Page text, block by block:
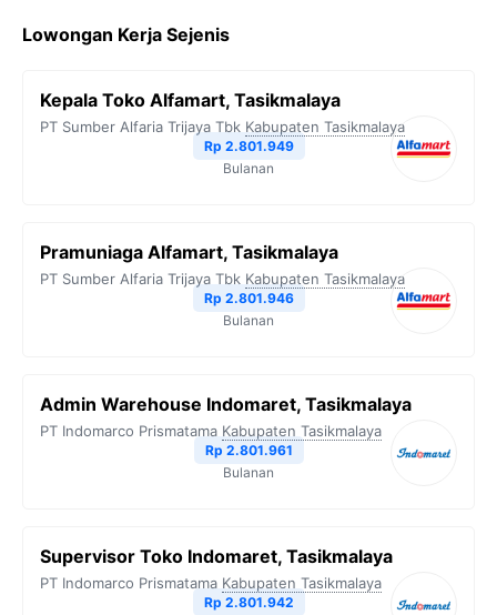
Lowongan Kerja Sejenis
Kepala Toko Alfamart, Tasikmalaya
PT Sumber Alfaria Trijaya Tbk Kabupaten Tasikmalaya
Rp 2.801.949
Bulanan
Pramuniaga Alfamart, Tasikmalaya
PT Sumber Alfaria Trijaya Tbk Kabupaten Tasikmalaya
Rp 2.801.946
Bulanan
Admin Warehouse Indomaret, Tasikmalaya
PT Indomarco Prismatama Kabupaten Tasikmalaya
Rp 2.801.961
Bulanan
Supervisor Toko Indomaret, Tasikmalaya
PT Indomarco Prismatama Kabupaten Tasikmalaya
Rp 2.801.942